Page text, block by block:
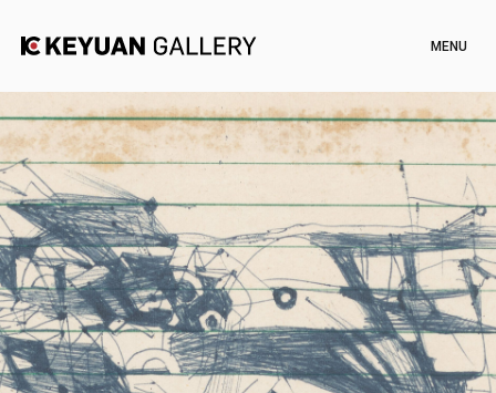
Artists
Exhibitions
Channel
News